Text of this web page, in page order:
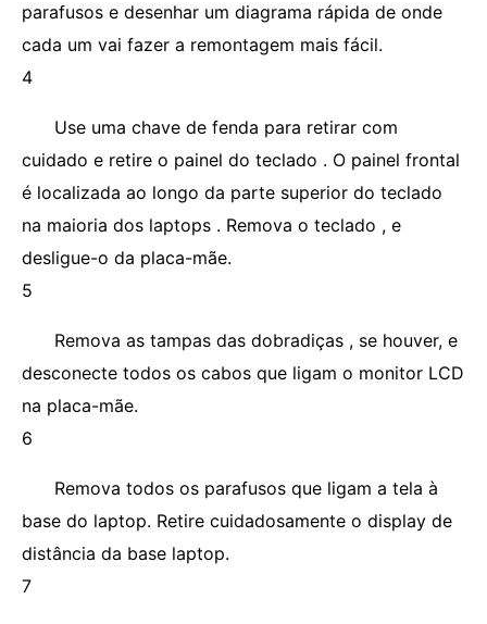
parafusos e desenhar um diagrama rápida de onde
cada um vai fazer a remontagem mais fácil.
4
Use uma chave de fenda para retirar com
cuidado e retire o painel do teclado . O painel frontal
é localizada ao longo da parte superior do teclado
na maioria dos laptops . Remova o teclado , e
desligue-o da placa-mãe.
5
Remova as tampas das dobradiças , se houver, e
desconecte todos os cabos que ligam o monitor LCD
na placa-mãe.
6
Remova todos os parafusos que ligam a tela à
base do laptop. Retire cuidadosamente o display de
distância da base laptop.
7